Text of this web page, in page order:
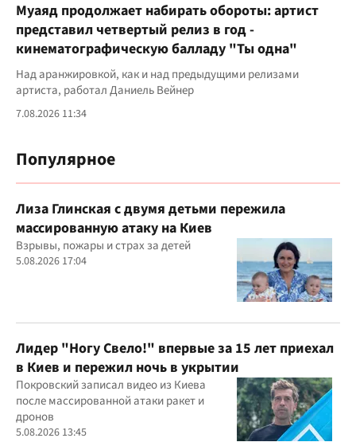
Муаяд продолжает набирать обороты: артист
представил четвертый релиз в год -
кинематографическую балладу "Ты одна"
Над аранжировкой, как и над предыдущими релизами
артиста, работал Даниель Вейнер
7.08.2026 11:34
Популярное
Лиза Глинская с двумя детьми пережила
массированную атаку на Киев
Взрывы, пожары и страх за детей
5.08.2026 17:04
Лидер "Ногу Свело!" впервые за 15 лет приехал
в Киев и пережил ночь в укрытии
Покровский записал видео из Киева
после массированной атаки ракет и
дронов
5.08.2026 13:45